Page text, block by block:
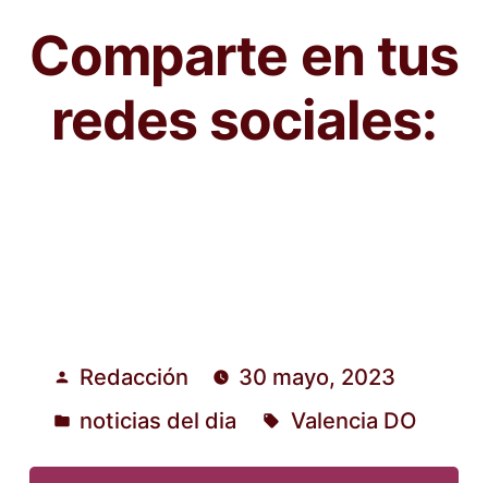
Comparte en tus
redes sociales:
Publicado
por
Redacción 30 mayo, 2023
Publicado
en
noticias del dia Valencia DO